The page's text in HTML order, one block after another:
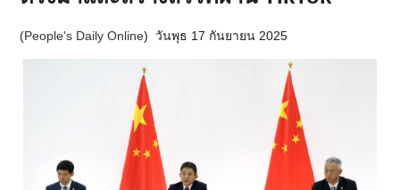
(People's Daily Online) วันพุธ 17 กันยายน 2025